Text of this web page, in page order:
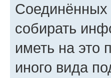
Соединённых
собирать
иметь на это
иного вида